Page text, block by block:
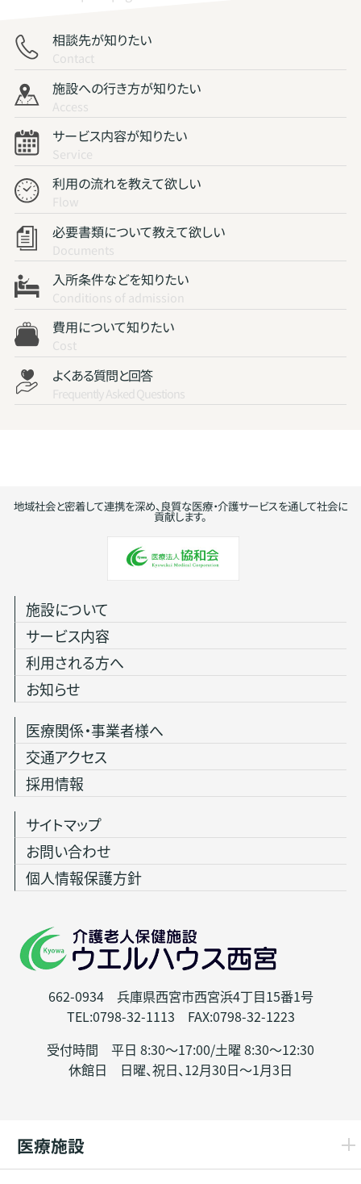
相談先が知りたい
Contact
施設への行き方が知りたい
Access
サービス内容が知りたい
Service
利用の流れを教えて欲しい
Flow
必要書類について教えて欲しい
Documents
入所条件などを知りたい
Conditions of admission
費用について知りたい
Cost
よくある質問と回答
Frequently Asked Questions
地域社会と密着して連携を深め、良質な医療・介護サービスを通して社会に
貢献します。
662-0934 兵庫県西宮市西宮浜4丁目15番1号
TEL:0798-32-1113 FAX:0798-32-1223
受付時間 平日 8:30～17:00/土曜 8:30～12:30
休館日 日曜、祝日、12月30日～1月3日
施設について
サービス内容
利用される方へ
お知らせ
医療関係・事業者様へ
交通アクセス
採用情報
サイトマップ
お問い合わせ
個人情報保護方針
医療施設